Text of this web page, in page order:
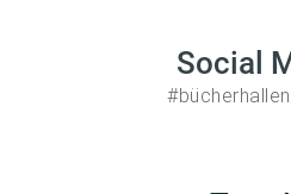
Social